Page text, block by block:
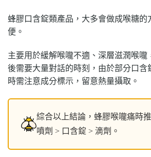
蜂膠口含錠類產品，大多會做成喉糖的
便。
主要用於緩解喉嚨不適、深層滋潤喉嚨
後需要大量對話的時刻，由於部分口含
時需注意成分標示，留意熱量攝取。
綜合以上結論，蜂膠喉嚨痛時
噴劑 > 口含錠 > 滴劑。